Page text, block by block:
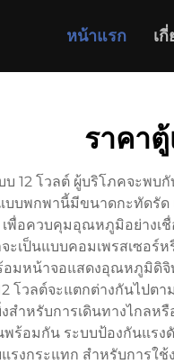
หน้าแรก เ
ราคา
บ 12 โวลต์ ผู้บริโภคจะ
บบพกพานี้มีขนาดกะทัดรัด
พื่อควบคุมอุณหภูมิอย่างเ
ะเป็นแบบคอมเพรสเซอ
มหน้าจอแสดงอุณหภูมิดิจิ
โวลต์จะแตกต่างกันไปต
งสำหรับการเดินทางไก
ร้อมกัน ระบบป้องกันแร
รงกระแทก สำหรับการใ